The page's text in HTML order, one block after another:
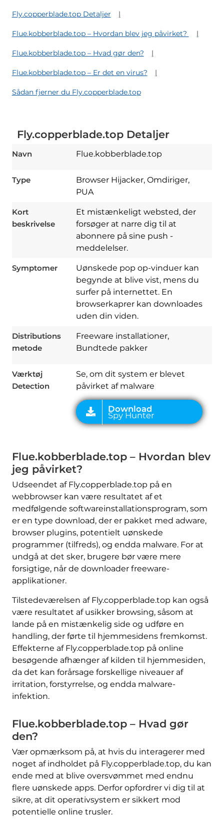
Fly.copperblade.top Detaljer
Flue.kobberblade.top – Hvordan blev jeg påvirket?
Flue.kobberblade.top – Hvad gør den?
Flue.kobberblade.top – Er det en virus?
Sådan fjerner du Fly.copperblade.top
Fly.copperblade.top Detaljer
Navn Flue.kobberblade.top
Type
Browser Hijacker, Omdiriger,
PUA
Kort
beskrivelse
Et mistænkeligt websted, der
forsøger at narre dig til at
abonnere på sine push -
meddelelser.
Symptomer
Uønskede pop op-vinduer kan
begynde at blive vist, mens du
surfer på internettet. En
browserkaprer kan downloades
uden din viden.
Distributions
metode
Freeware installationer,
Bundtede pakker
Værktøj
Detection
Se, om dit system er blevet
påvirket af malware
Download
Spy Hunter
Flue.kobberblade.top – Hvordan blev
jeg påvirket?
Udseendet af Fly.copperblade.top på en
webbrowser kan være resultatet af et
medfølgende softwareinstallationsprogram, som
er en type download, der er pakket med adware,
browser plugins, potentielt uønskede
programmer (tilfreds), og endda malware. For at
undgå at det sker, brugere bør være mere
forsigtige, når de downloader freeware-
applikationer.
Tilstedeværelsen af Fly.copperblade.top kan også
være resultatet af usikker browsing, såsom at
lande på en mistænkelig side og udføre en
handling, der førte til hjemmesidens fremkomst.
Effekterne af Fly.copperblade.top på online
besøgende afhænger af kilden til hjemmesiden,
da det kan forårsage forskellige niveauer af
irritation, forstyrrelse, og endda malware-
infektion.
Flue.kobberblade.top – Hvad gør
den?
Vær opmærksom på, at hvis du interagerer med
noget af indholdet på Fly.copperblade.top, du kan
ende med at blive oversvømmet med endnu
flere uønskede apps. Derfor opfordrer vi dig til at
sikre, at dit operativsystem er sikkert mod
potentielle online trusler.